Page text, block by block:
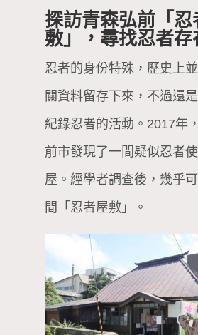
探訪青森弘前「忍
敷」，尋找忍者存
忍者的身份特殊，歷史上
關資料留存下來，不過還
紀錄忍者的活動。2017年
前市發現了一間疑似忍者
屋。經學者調查後，幾乎
間「忍者屋敷」。